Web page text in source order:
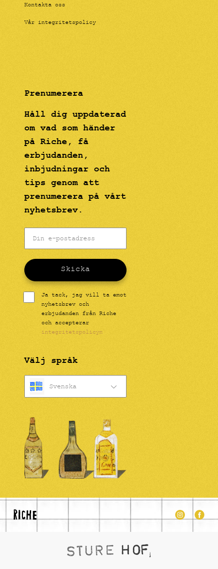
Kontakta oss
Vår integritetspolicy
Prenumerera
Håll dig uppdaterad
om vad som händer
på Riche, få
erbjudanden,
inbjudningar och
tips genom att
prenumerera på vårt
nyhetsbrev.
Skicka
Ja tack, jag vill ta emot
nyhetsbrev och
erbjudanden från Riche
och accepterar
integritetspolicyn
Välj språk
Svenska